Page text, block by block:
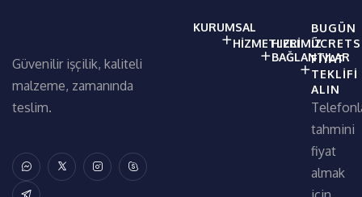
Güvenilir işçilik, kaliteli
malzeme, zamanında
teslim.
KURUMSAL
HIZMETLERIMIZ
HIZLI
BAĞLANTILAR
BUGÜN
FIYAT
TEKLIFI
ALIN
tahmini
fiyat
almak